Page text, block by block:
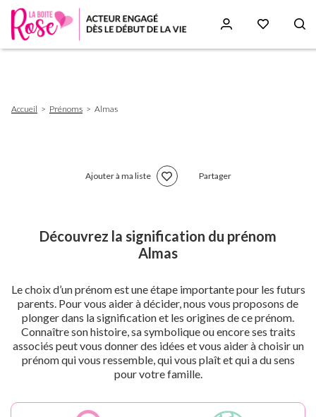
d'Ariane
Accueil Prénoms Almas
Ajouter à ma liste Partager
Découvrez la signification du prénom
Almas
Le choix d’un prénom est une étape importante pour les futurs
parents. Pour vous aider à décider, nous vous proposons de
plonger dans la signification et les origines de ce prénom.
Connaître son histoire, sa symbolique ou encore ses traits
associés peut vous donner des idées et vous aider à choisir un
prénom qui vous ressemble, qui vous plaît et qui a du sens
pour votre famille.